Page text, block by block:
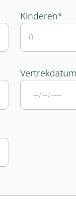
Kinderen*
Vertrekdatum